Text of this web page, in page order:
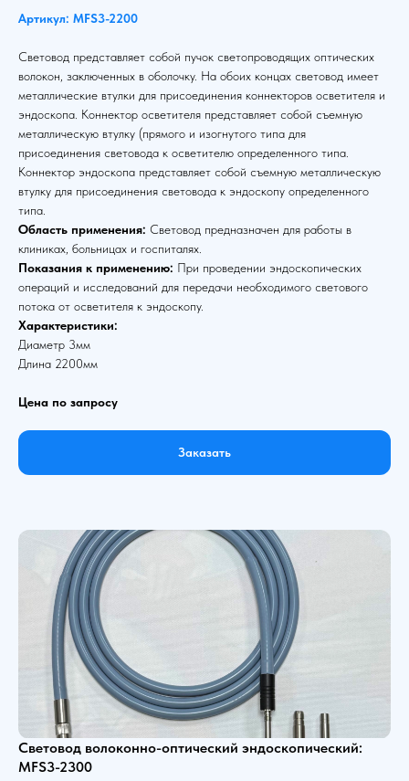
Артикул: MFS3-2200
Световод представляет собой пучок светопроводящих оптических
волокон, заключенных в оболочку. На обоих концах световод имеет
металлические втулки для присоединения коннекторов осветителя и
эндоскопа. Коннектор осветителя представляет собой съемную
металлическую втулку (прямого и изогнутого типа для
присоединения световода к осветителю определенного типа.
Коннектор эндоскопа представляет собой съемную металлическую
втулку для присоединения световода к эндоскопу определенного
типа.
Область применения: Световод предназначен для работы в
клиниках, больницах и госпиталях.
Показания к применению: При проведении эндоскопических
операций и исследований для передачи необходимого светового
потока от осветителя к эндоскопу.
Характеристики:
Диаметр 3мм
Длина 2200мм
Цена по запросу
Заказать
Световод волоконно-оптический эндоскопический:
MFS3-2300